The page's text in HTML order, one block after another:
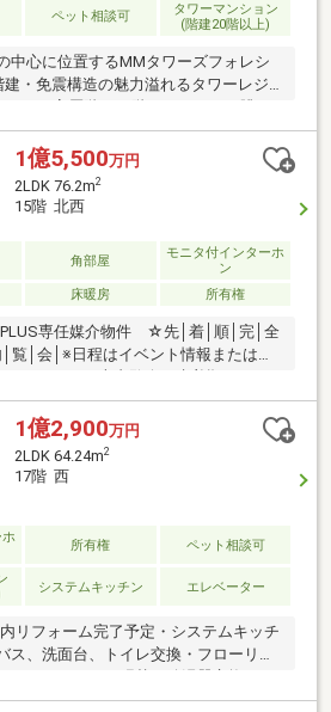
ペット相談可
タワーマンション
(階建20階以上)
中心に位置するMMタワーズフォレシ
建・免震構造の魅力溢れるタワーレジ
90ｍの高層階（29階）ならではの眺
める開放的な景色■コンシェルジュサ
有人管理でセキュリティーも安心の管
ようなエントランスやレセプショ
ム等が充実した上質な共用施設■みな
約3分で通勤やお出かけも快適♪■MARK
クタワー・MMテラスなどの商業施設
物に便利♪■臨港パークや高島中央公園
く、緑と海がお近くで、住環境良好♪
1億5,500万円
2LDK 76.2m2
15階 北西
角部屋
モニタ付インターホ
ン
床暖房 所有権
専任媒介物件 ☆先│着│順│完│全
│覧│会│※日程はイベント情報またはノ
タクトが取れたお客様から順にご案内
ます。ご成約(予定含む)の際はご容赦
めポイント～！お問合せ特典！☆物件
トの送付（弊社のみがご用意している
フレットがございます。）
1億2,900万円
2LDK 64.24m2
17階 西
所有権 ペット相談可
システムキッチン エレベーター
リフォーム完了予定・システムキッチ
ス、洗面台、トイレ交換・フローリン
歩3分の立地○三菱地所株式会社旧分譲